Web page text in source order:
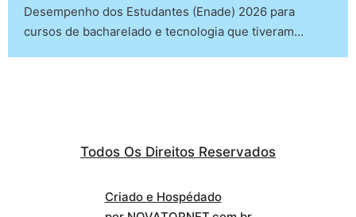
Desempenho dos Estudantes (Enade) 2026 para
cursos de bacharelado e tecnologia que tiveram…
Todos Os Direitos Reservados
Criado e Hospédado